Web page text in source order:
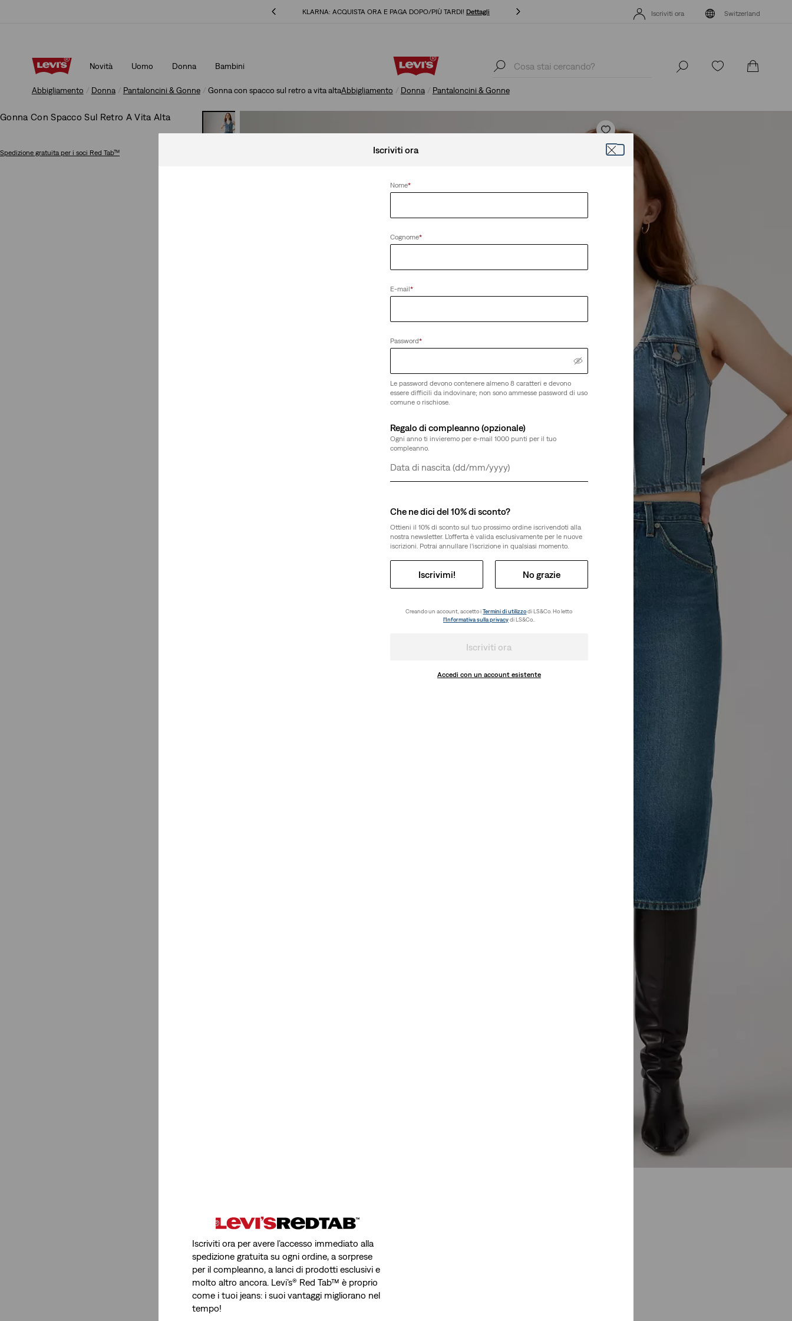
KLARNA: ACQUISTA ORA E PAGA DOPO/PIÙ TARDI! Dettagli App Levi's. Il meglio di Levi's ®, su misura per te.Dettagli
Iscriviti ora Switzerland
Novità Uomo Donna Bambini
KLARNA: ACQUISTA ORA E PAGA DOPO/PIÙ TARDI! App Levi's. Il meglio di Levi's ®, su misura per te.Dettagli
Iscriviti ora
Abbigliamento Donna Pantaloncini & Gonne Gonna con spacco sul retro a vita altaAbbigliamento Donna Pantaloncini & Gonne
Gonna Con Spacco Sul Retro A Vita Alta
Spedizione gratuita per i soci Red Tab™ Iscriviti ora
Iscriviti ora per avere l’accesso immediato alla
spedizione gratuita su ogni ordine, a sorprese
per il compleanno, a lanci di prodotti esclusivi e
molto altro ancora. Levi’s® Red Tab™ è proprio
come i tuoi jeans: i suoi vantaggi migliorano nel
tempo!
Nome*
Cognome*
E-mail*
Password*
Le password devono contenere almeno 8 caratteri e devono
essere difficili da indovinare; non sono ammesse password di uso
comune o rischiose.
Regalo di compleanno (opzionale)
Ogni anno ti invieremo per e-mail 1000 punti per il tuo
compleanno.
Giorno
Mese
Anno
Che ne dici del 10% di sconto?
Ottieni il 10% di sconto sul tuo prossimo ordine iscrivendoti alla
nostra newsletter. L’offerta è valida esclusivamente per le nuove
iscrizioni. Potrai annullare l’iscrizione in qualsiasi momento.
Iscrivimi! No grazie
Creando un account, accetto iTermini di utilizzodi LS&Co. Ho letto
l’Informativa sulla privacydi LS&Co..
Iscriviti ora
Accedi con un account esistente